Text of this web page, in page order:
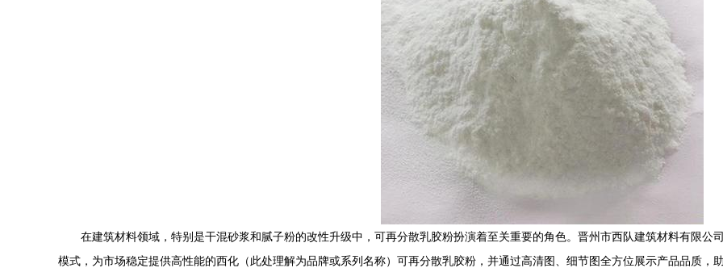
在建筑材料领域，特别是干混砂浆和腻子粉的改性升级中，可再分散乳胶粉扮演着至关重要的角色。晋州市西队建筑材料有限公
模式，为市场稳定提供高性能的西化（此处理解为品牌或系列名称）可再分散乳胶粉，并通过高清图、细节图全方位展示产品品质，